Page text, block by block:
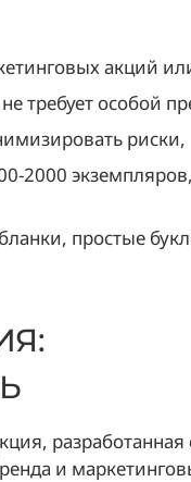
акций
требует особой
риски,
2000
простые
разработанная
и